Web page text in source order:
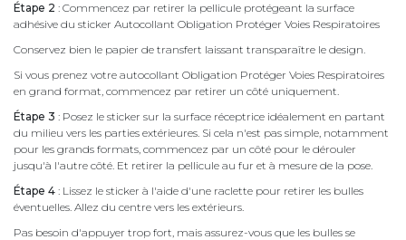
Étape 2 : Commencez par retirer la pellicule protégeant la surface
adhésive du sticker Autocollant Obligation Protéger Voies Respiratoires
Conservez bien le papier de transfert laissant transparaître le design.
Si vous prenez votre autocollant Obligation Protéger Voies Respiratoires
en grand format, commencez par retirer un côté uniquement.
Étape 3 : Posez le sticker sur la surface réceptrice idéalement en partant
du milieu vers les parties extérieures. Si cela n'est pas simple, notamment
pour les grands formats, commencez par un côté pour le dérouler
jusqu'à l'autre côté. Et retirer la pellicule au fur et à mesure de la pose.
Étape 4 : Lissez le sticker à l'aide d'une raclette pour retirer les bulles
éventuelles. Allez du centre vers les extérieurs.
Pas besoin d'appuyer trop fort, mais assurez-vous que les bulles se